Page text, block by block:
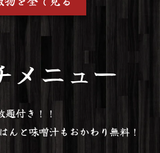
メニュー
付き！！
んと味噌汁もおかわり無料！